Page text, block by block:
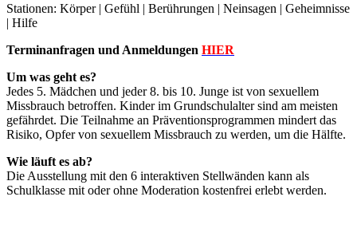
Stationen: Körper | Gefühl | Berührungen | Neinsagen | Geheimnisse
| Hilfe
Terminanfragen und Anmeldungen HIER
Um was geht es?
Jedes 5. Mädchen und jeder 8. bis 10. Junge ist von sexuellem
Missbrauch betroffen. Kinder im Grundschulalter sind am meisten
gefährdet. Die Teilnahme an Präventionsprogrammen mindert das
Risiko, Opfer von sexuellem Missbrauch zu werden, um die Hälfte.
Wie läuft es ab?
Die Ausstellung mit den 6 interaktiven Stellwänden kann als
Schulklasse mit oder ohne Moderation kostenfrei erlebt werden.